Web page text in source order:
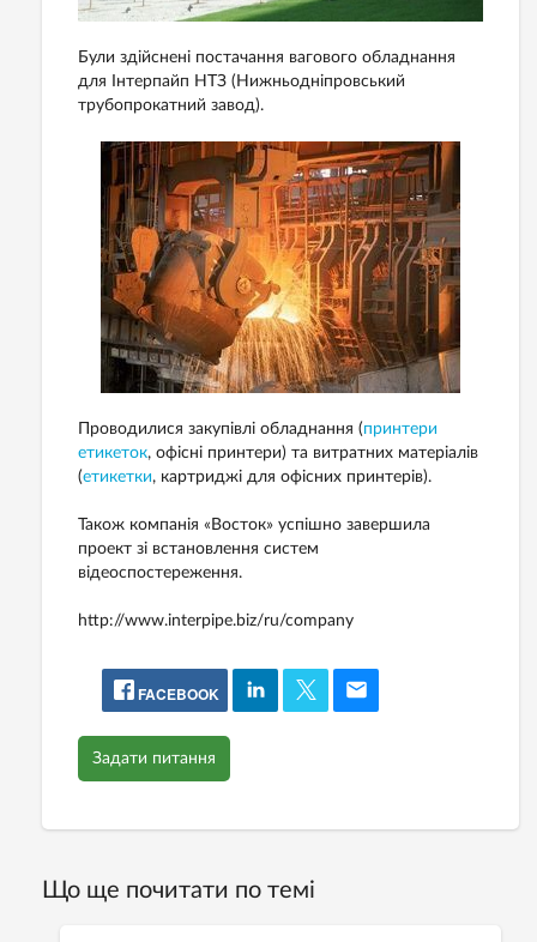
Були здійснені постачання вагового обладнання
для Інтерпайп НТЗ (Нижньодніпровський
трубопрокатний завод).
Проводилися закупівлі обладнання (принтери
етикеток, офісні принтери) та витратних матеріалів
(етикетки, картриджі для офісних принтерів).
Також компанія «Восток» успішно завершила
проект зі встановлення систем
відеоспостереження.
http://www.interpipe.biz/ru/company
FACEBOOK
Задати питання
Що ще почитати по темі